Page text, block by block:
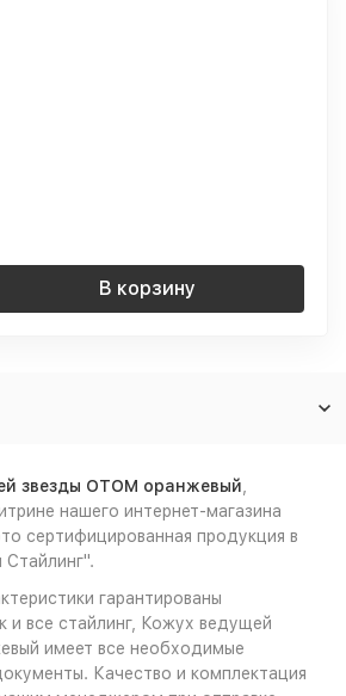
В корзину
звезды OTOM оранжевый
нашего интернет-магазина
сертифицированная продукция в
Стайлинг".
гарантированы
и все стайлинг, Кожух ведущей
имеет все необходимые
Качество и комплектация